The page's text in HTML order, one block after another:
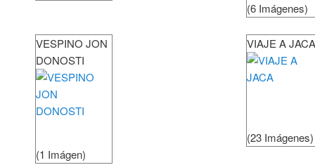
(6 Imágenes)
VESPINO JON
DONOSTI
(1 Imágen)
VIAJE A JACA
(23 Imágenes)